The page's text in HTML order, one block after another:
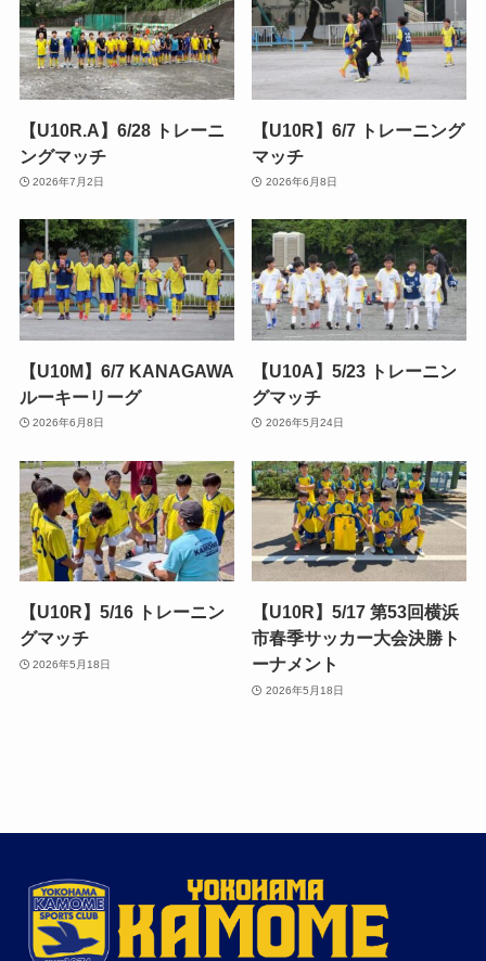
【U10R.A】6/28 トレーニ
ングマッチ
2026年7月2日
【U10R】6/7 トレーニング
マッチ
2026年6月8日
【U10M】6/7 KANAGAWA
ルーキーリーグ
2026年6月8日
【U10A】5/23 トレーニン
グマッチ
2026年5月24日
【U10R】5/16 トレーニン
グマッチ
2026年5月18日
【U10R】5/17 第53回横浜
市春季サッカー大会決勝ト
ーナメント
2026年5月18日